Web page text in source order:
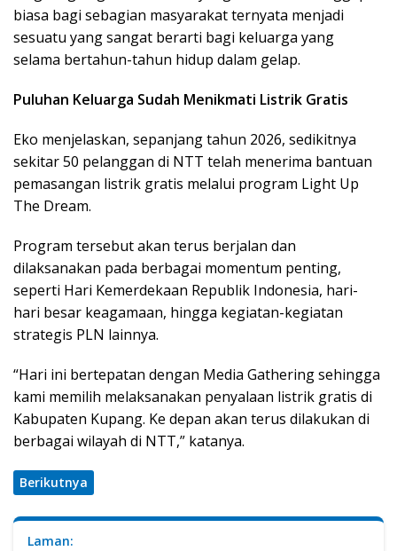
biasa bagi sebagian masyarakat ternyata menjadi
sesuatu yang sangat berarti bagi keluarga yang
selama bertahun-tahun hidup dalam gelap.
Puluhan Keluarga Sudah Menikmati Listrik Gratis
Eko menjelaskan, sepanjang tahun 2026, sedikitnya
sekitar 50 pelanggan di NTT telah menerima bantuan
pemasangan listrik gratis melalui program Light Up
The Dream.
Program tersebut akan terus berjalan dan
dilaksanakan pada berbagai momentum penting,
seperti Hari Kemerdekaan Republik Indonesia, hari-
hari besar keagamaan, hingga kegiatan-kegiatan
strategis PLN lainnya.
“Hari ini bertepatan dengan Media Gathering sehingga
kami memilih melaksanakan penyalaan listrik gratis di
Kabupaten Kupang. Ke depan akan terus dilakukan di
berbagai wilayah di NTT,” katanya.
Berikutnya
Laman: